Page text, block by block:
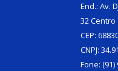
End.: Av.
32 Centro
CEP:
CNPJ:
Fone: (91)